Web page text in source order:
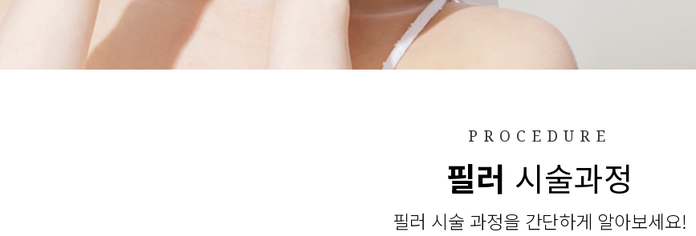
PROCEDURE
필러 시술과정
필러 시술 과정을 간단하게 알아보세요!